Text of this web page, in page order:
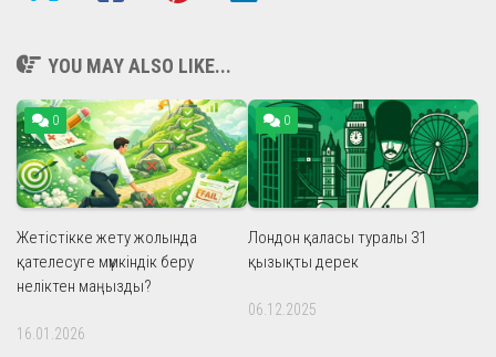
YOU MAY ALSO LIKE...
0
Жетістікке жету жолында
қателесуге мүмкіндік беру
неліктен маңызды?
16.01.2026
0
Лондон қаласы туралы 31
қызықты дерек
06.12.2025